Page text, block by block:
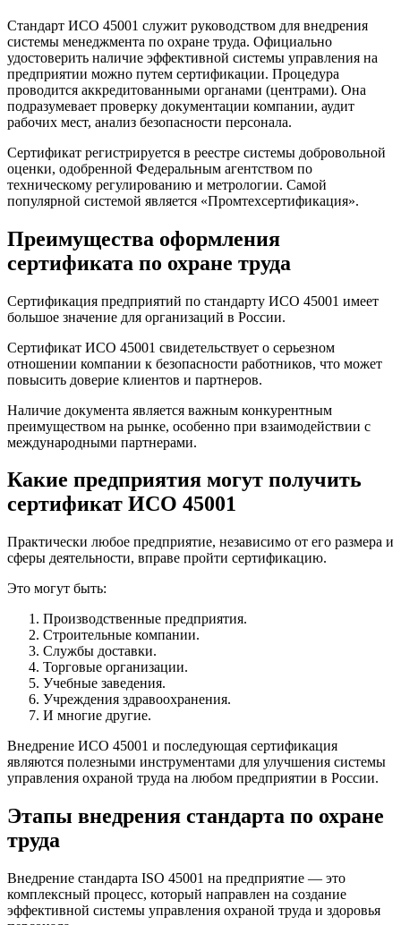
Стандарт ИСО 45001 служит руководством для внедрения
системы менеджмента по охране труда. Официально
удостоверить наличие эффективной системы управления на
предприятии можно путем сертификации. Процедура
проводится аккредитованными органами (центрами). Она
подразумевает проверку документации компании, аудит
рабочих мест, анализ безопасности персонала.
Сертификат регистрируется в реестре системы добровольной
оценки, одобренной Федеральным агентством по
техническому регулированию и метрологии. Самой
популярной системой является «Промтехсертификация».
Преимущества оформления
сертификата по охране труда
Сертификация предприятий по стандарту ИСО 45001 имеет
большое значение для организаций в России.
Сертификат ИСО 45001 свидетельствует о серьезном
отношении компании к безопасности работников, что может
повысить доверие клиентов и партнеров.
Наличие документа является важным конкурентным
преимуществом на рынке, особенно при взаимодействии с
международными партнерами.
Какие предприятия могут получить
сертификат ИСО 45001
Практически любое предприятие, независимо от его размера и
сферы деятельности, вправе пройти сертификацию.
Это могут быть:
Производственные предприятия.
Строительные компании.
Службы доставки.
Торговые организации.
Учебные заведения.
Учреждения здравоохранения.
И многие другие.
Внедрение ИСО 45001 и последующая сертификация
являются полезными инструментами для улучшения системы
управления охраной труда на любом предприятии в России.
Этапы внедрения стандарта по охране
труда
Внедрение стандарта ISO 45001 на предприятие — это
комплексный процесс, который направлен на создание
эффективной системы управления охраной труда и здоровья